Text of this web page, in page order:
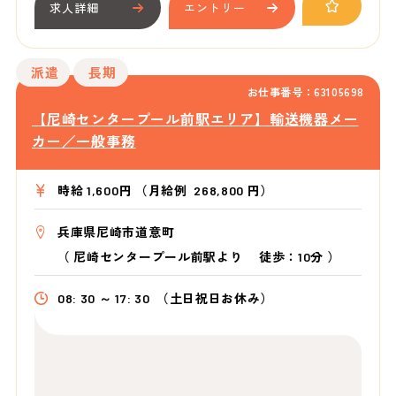
求人詳細 エントリー
お仕事番号：63105698
派遣 長期
【尼崎センタープール前駅エリア】輸送機器メー
カー／一般事務
時給 1,600円 （月給例 268,800 円）
兵庫県尼崎市道意町
（ 尼崎センタープール前駅より 徒歩：10分 ）
08: 30 ～ 17: 30 （土日祝日お休み）